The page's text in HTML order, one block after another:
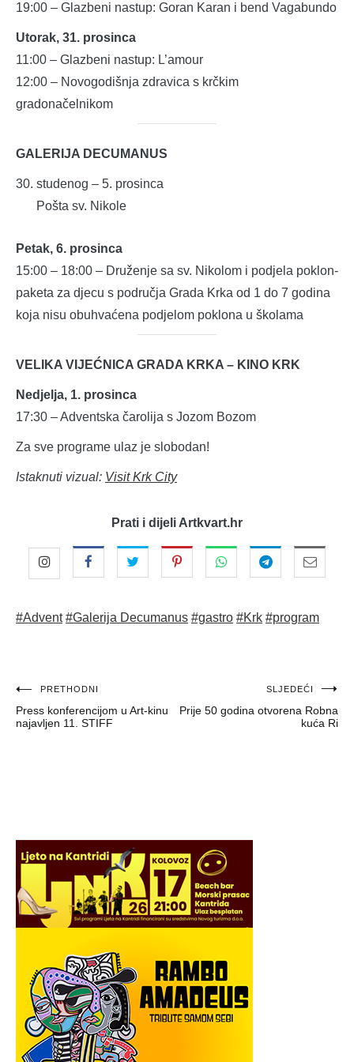
19:00 – Glazbeni nastup: Goran Karan i bend Vagabundo
Utorak, 31. prosinca
11:00 – Glazbeni nastup: L’amour
12:00 – Novogodišnja zdravica s krčkim
gradonačelnikom
GALERIJA DECUMANUS
studenog – 5. prosinca
Pošta sv. Nikole
Petak, 6. prosinca
15:00 – 18:00 – Druženje sa sv. Nikolom i podjela poklon-
paketa za djecu s područja Grada Krka od 1 do 7 godina
koja nisu obuhvaćena podjelom poklona u školama
VELIKA VIJEĆNICA GRADA KRKA – KINO KRK
Nedjelja, 1. prosinca
17:30 – Adventska čarolija s Jozom Bozom
Za sve programe ulaz je slobodan!
Istaknuti vizual: Visit Krk City
Prati i dijeli Artkvart.hr
#Advent #Galerija Decumanus #gastro #Krk #program
Navigacija
objava
PRETHODNI
Press konferencijom u Art-kinu
najavljen 11. STIFF
SLJEDEĆI
Prije 50 godina otvorena Robna
kuća Ri